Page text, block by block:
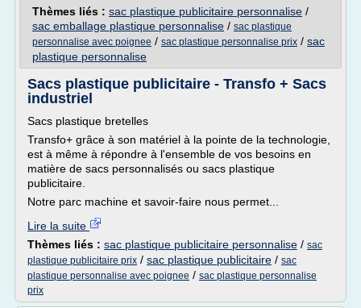
Thèmes liés : sac plastique publicitaire personnalise /
sac emballage plastique personnalise / sac plastique
personnalise avec poignee / sac plastique personnalise prix / sac
plastique personnalise
Sacs plastique publicitaire - Transfo + Sacs
industriel
Sacs plastique bretelles
Transfo+ grâce à son matériel à la pointe de la technologie,
est à même à répondre à l'ensemble de vos besoins en
matière de sacs personnalisés ou sacs plastique
publicitaire.
Notre parc machine et savoir-faire nous permet...
Lire la suite
Thèmes liés : sac plastique publicitaire personnalise / sac
plastique publicitaire prix / sac plastique publicitaire / sac
plastique personnalise avec poignee / sac plastique personnalise
prix